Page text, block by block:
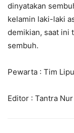
dinyatakan
kelamin laki-laki
demikian, saat ini
sembuh.
Pewarta : Tim
Editor : Tantra